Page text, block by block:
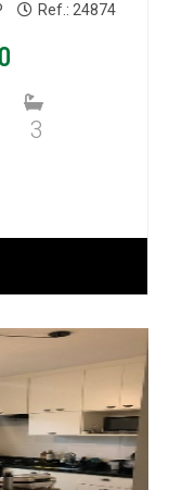
Ref.: 24874
3